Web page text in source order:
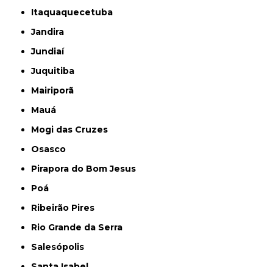
Itaquaquecetuba
Jandira
Jundiaí
Juquitiba
Mairiporã
Mauá
Mogi das Cruzes
Osasco
Pirapora do Bom Jesus
Poá
Ribeirão Pires
Rio Grande da Serra
Salesópolis